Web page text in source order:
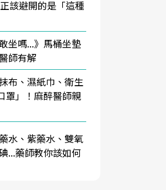
該避開的是「這種
坐嗎...》馬桶坐墊
師有解
布、濕紙巾、衛生
罩」！麻醉醫師親
水、紫藥水、雙氧
...藥師教你該如何